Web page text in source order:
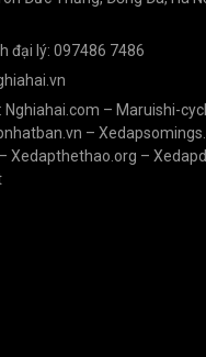
đại lý: 097486 7486
: Nghiahai.com – Maruishi-
–
– Xedapthethao.org –